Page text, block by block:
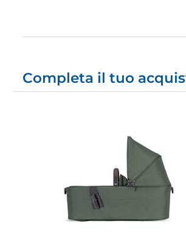
Completa il tuo